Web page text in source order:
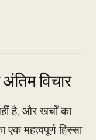
विचार
है, और खर्चों का
एक महत्वपूर्ण हिस्सा